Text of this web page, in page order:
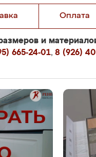
Оплата
и
665-24-01, 8 (926)